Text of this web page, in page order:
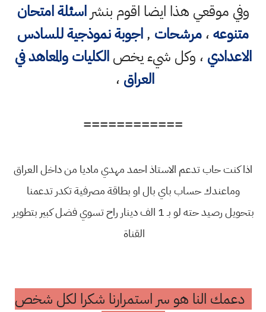
وفي موقعي هذا ايضا اقوم بنشراسئلة امتحان
متنوعه،مرشحات ,اجوبة نموذجية للسادس
الاعدادي ، وكل شيء يخصالكليات والمعاهد في
العراق ،
============
اذا كنت حاب تدعم الاستاذ احمد مهدي ماديا من داخل العراق
وماعندك حساب باي بال او بطاقة مصرفية تكدر تدعمنا
بتحويل رصيد حته لو بـ 1 الف دينار راح تسوي فضل كبير بتطوير
القناة
دعمك النا هو سر استمرارنا شكرا لكل شخص